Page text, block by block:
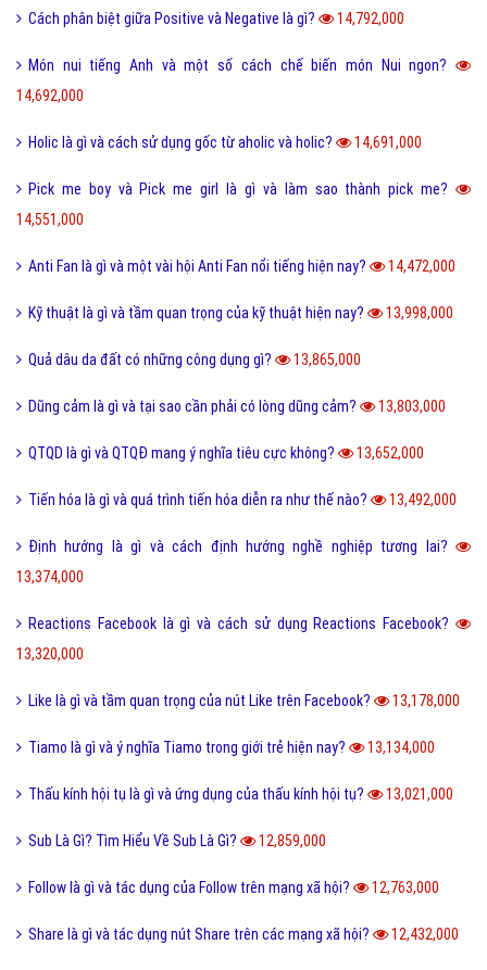
Cách phân biệt giữa Positive và Negative là gì? 14,792,000
Món nui tiếng Anh và một số cách chế biến món Nui ngon?
14,692,000
Holic là gì và cách sử dụng gốc từ aholic và holic? 14,691,000
Pick me boy và Pick me girl là gì và làm sao thành pick me?
14,551,000
Anti Fan là gì và một vài hội Anti Fan nổi tiếng hiện nay? 14,472,000
Kỹ thuật là gì và tầm quan trọng của kỹ thuật hiện nay? 13,998,000
Quả dâu da đất có những công dụng gì? 13,865,000
Dũng cảm là gì và tại sao cần phải có lòng dũng cảm? 13,803,000
QTQD là gì và QTQĐ mang ý nghĩa tiêu cực không? 13,652,000
Tiến hóa là gì và quá trình tiến hóa diễn ra như thế nào? 13,492,000
Định hướng là gì và cách định hướng nghề nghiệp tương lai?
13,374,000
Reactions Facebook là gì và cách sử dụng Reactions Facebook?
13,320,000
Like là gì và tầm quan trọng của nút Like trên Facebook? 13,178,000
Tiamo là gì và ý nghĩa Tiamo trong giới trẻ hiện nay? 13,134,000
Thấu kính hội tụ là gì và ứng dụng của thấu kính hội tụ? 13,021,000
Sub Là Gì? Tìm Hiểu Về Sub Là Gì? 12,859,000
Follow là gì và tác dụng của Follow trên mạng xã hội? 12,763,000
Share là gì và tác dụng nút Share trên các mạng xã hội? 12,432,000